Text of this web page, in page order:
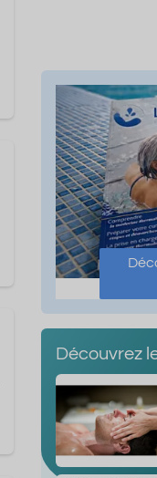
Découvrez